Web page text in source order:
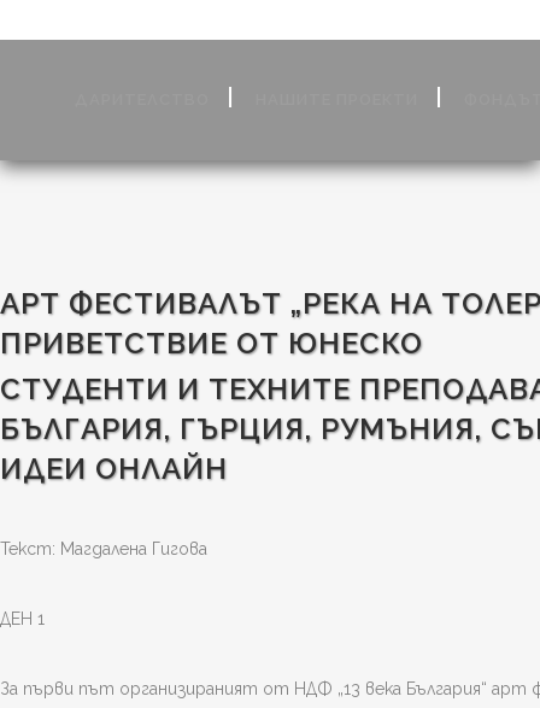
АРТ ФЕСТИВАЛЪТ „РЕКА НА
ПРИВЕТСТВИЕ ОТ ЮНЕСКО
СТУДЕНТИ И ТЕХНИТЕ
БЪЛГАРИЯ, ГЪРЦИЯ, РУМЪНИЯ,
ИДЕИ ОНЛАЙН
Текст: Магдалена Гигова
ДЕН 1
За първи път организираният от НДФ „13 века България“